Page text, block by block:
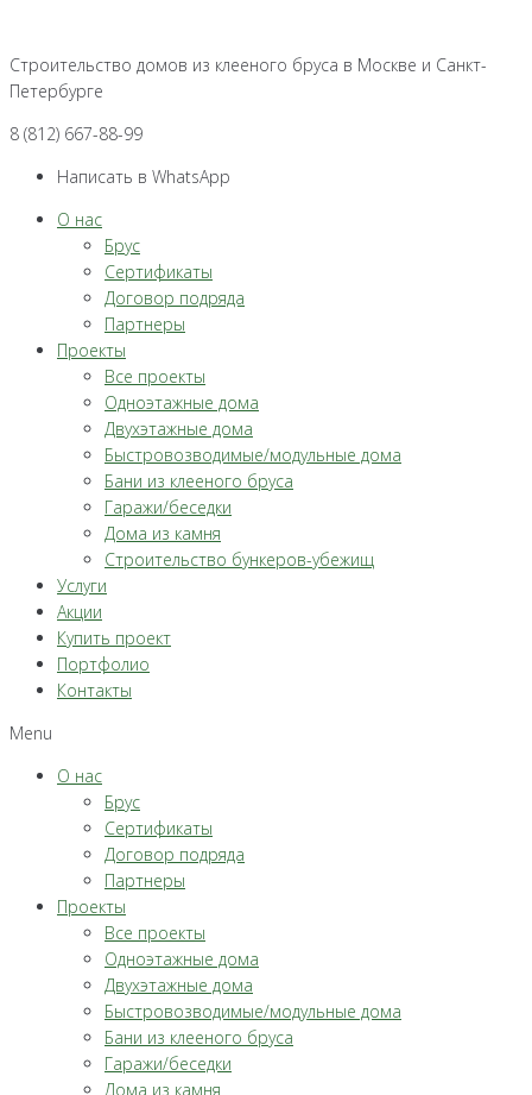
контенту
Строительство домов из клееного бруса в Москве и Санкт-
Петербурге
8 (812) 667-88-99
Написать в WhatsApp
О нас
Брус
Сертификаты
Договор подряда
Партнеры
Проекты
Все проекты
Одноэтажные дома
Двухэтажные дома
Быстровозводимые/модульные дома
Бани из клееного бруса
Гаражи/беседки
Дома из камня
Строительство бункеров-убежищ
Услуги
Акции
Купить проект
Портфолио
Контакты
Menu
О нас
Брус
Сертификаты
Договор подряда
Партнеры
Проекты
Все проекты
Одноэтажные дома
Двухэтажные дома
Быстровозводимые/модульные дома
Бани из клееного бруса
Гаражи/беседки
Дома из камня